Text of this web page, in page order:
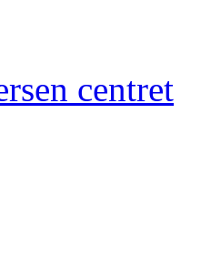
centret